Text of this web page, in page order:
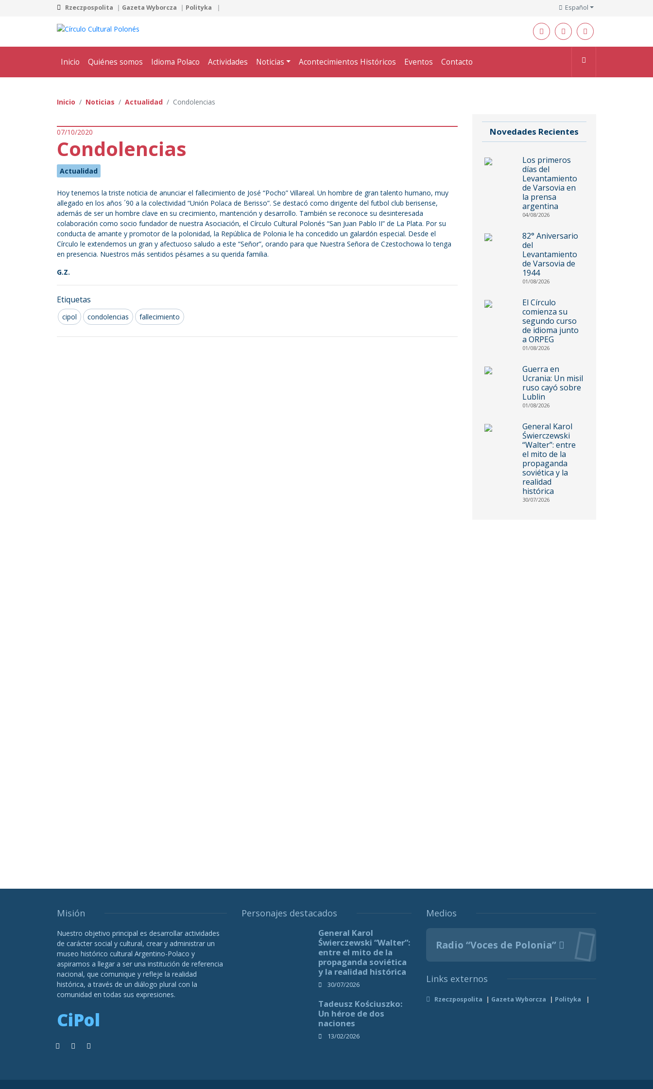
Rzeczpospolita Gazeta Wyborcza Polityka Español
Inicio Quiénes somos Idioma Polaco Actividades Noticias Acontecimientos Históricos Eventos Contacto
Inicio Noticias Actualidad Condolencias
07/10/2020
Condolencias
Actualidad
Hoy tenemos la triste noticia de anunciar el fallecimiento de José “Pocho” Villareal. Un hombre de gran talento humano, muy
allegado en los años ´90 a la colectividad “Unión Polaca de Berisso”. Se destacó como dirigente del futbol club berisense,
además de ser un hombre clave en su crecimiento, mantención y desarrollo. También se reconoce su desinteresada
colaboración como socio fundador de nuestra Asociación, el Círculo Cultural Polonés “San Juan Pablo II” de La Plata. Por su
conducta de amante y promotor de la polonidad, la República de Polonia le ha concedido un galardón especial. Desde el
Círculo le extendemos un gran y afectuoso saludo a este “Señor”, orando para que Nuestra Señora de Czestochowa lo tenga
en presencia. Nuestros más sentidos pésames a su querida familia.
G.Z.
Etiquetas
cipol condolencias fallecimiento
Novedades Recientes
Los primeros
días del
Levantamiento
de Varsovia en
la prensa
argentina
04/08/2026
82° Aniversario
del
Levantamiento
de Varsovia de
1944
01/08/2026
El Círculo
comienza su
segundo curso
de idioma junto
a ORPEG
01/08/2026
Guerra en
Ucrania: Un misil
ruso cayó sobre
Lublin
01/08/2026
General Karol
Świerczewski
“Walter”: entre
el mito de la
propaganda
soviética y la
realidad
histórica
30/07/2026
Misión
Nuestro objetivo principal es desarrollar actividades
de carácter social y cultural, crear y administrar un
museo histórico cultural Argentino-Polaco y
aspiramos a llegar a ser una institución de referencia
nacional, que comunique y refleje la realidad
histórica, a través de un diálogo plural con la
comunidad en todas sus expresiones.
CiPol
Personajes destacados
General Karol
Świerczewski “Walter”:
entre el mito de la
propaganda soviética
y la realidad histórica
30/07/2026
Tadeusz Kościuszko:
Un héroe de dos
naciones
13/02/2026
Medios
Radio “Voces de Polonia”
Links externos
Rzeczpospolita Gazeta Wyborcza Polityka